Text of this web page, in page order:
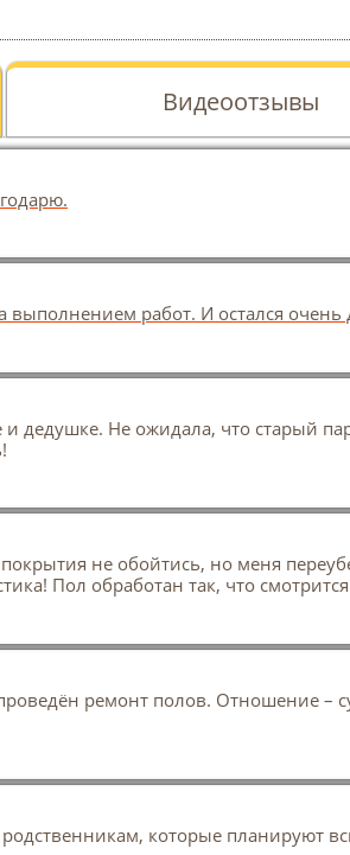
Видеоотзывы
выполнением работ. И остался
дедушке. Не ожидала, что старый
не обойтись, но меня
Пол обработан так, что
ремонт полов. Отношение
которые планируют